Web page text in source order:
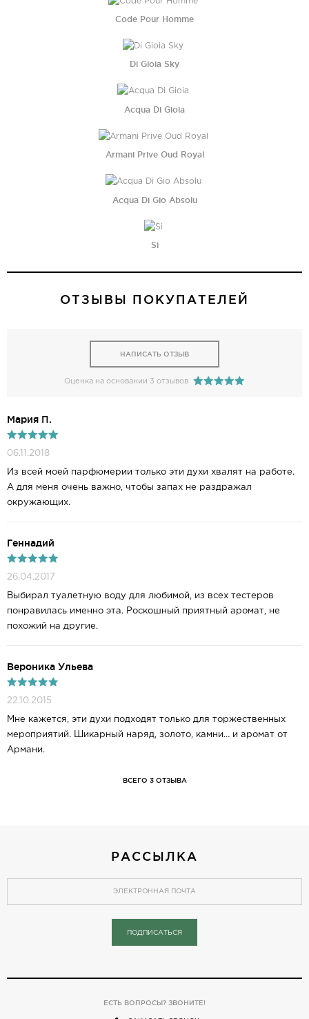
Code Pour Homme
Di Gioia Sky
Acqua Di Gioia
Armani Prive Oud Royal
Acqua Di Gio Absolu
Si
ОТЗЫВЫ ПОКУПАТЕЛЕЙ
НАПИСАТЬ ОТЗЫВ
Оценка на основании 3 отзывов
Мария П.
06.11.2018
Из всей моей парфюмерии только эти духи хвалят на работе.
А для меня очень важно, чтобы запах не раздражал
окружающих.
Геннадий
26.04.2017
Выбирал туалетную воду для любимой, из всех тестеров
понравилась именно эта. Роскошный приятный аромат, не
похожий на другие.
Вероника Ульева
22.10.2015
Мне кажется, эти духи подходят только для торжественных
мероприятий. Шикарный наряд, золото, камни… и аромат от
Армани.
ВСЕГО 3 ОТЗЫВА
РАССЫЛКА
ПОДПИСАТЬСЯ
ЕСТЬ ВОПРОСЫ? ЗВОНИТЕ!